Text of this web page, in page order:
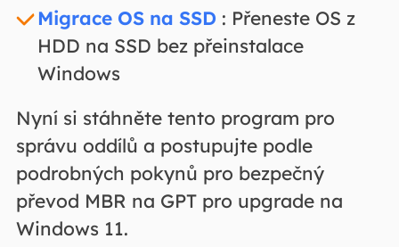
Migrace OS na SSD : Přeneste OS z
HDD na SSD bez přeinstalace
Windows
Nyní si stáhněte tento program pro
správu oddílů a postupujte podle
podrobných pokynů pro bezpečný
převod MBR na GPT pro upgrade na
Windows 11.